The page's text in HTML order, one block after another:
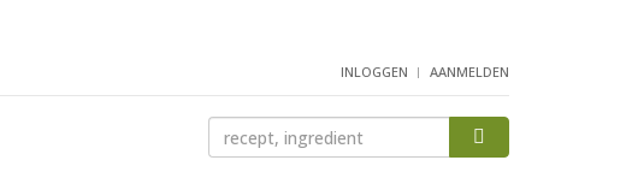
INLOGGEN AANMELDEN